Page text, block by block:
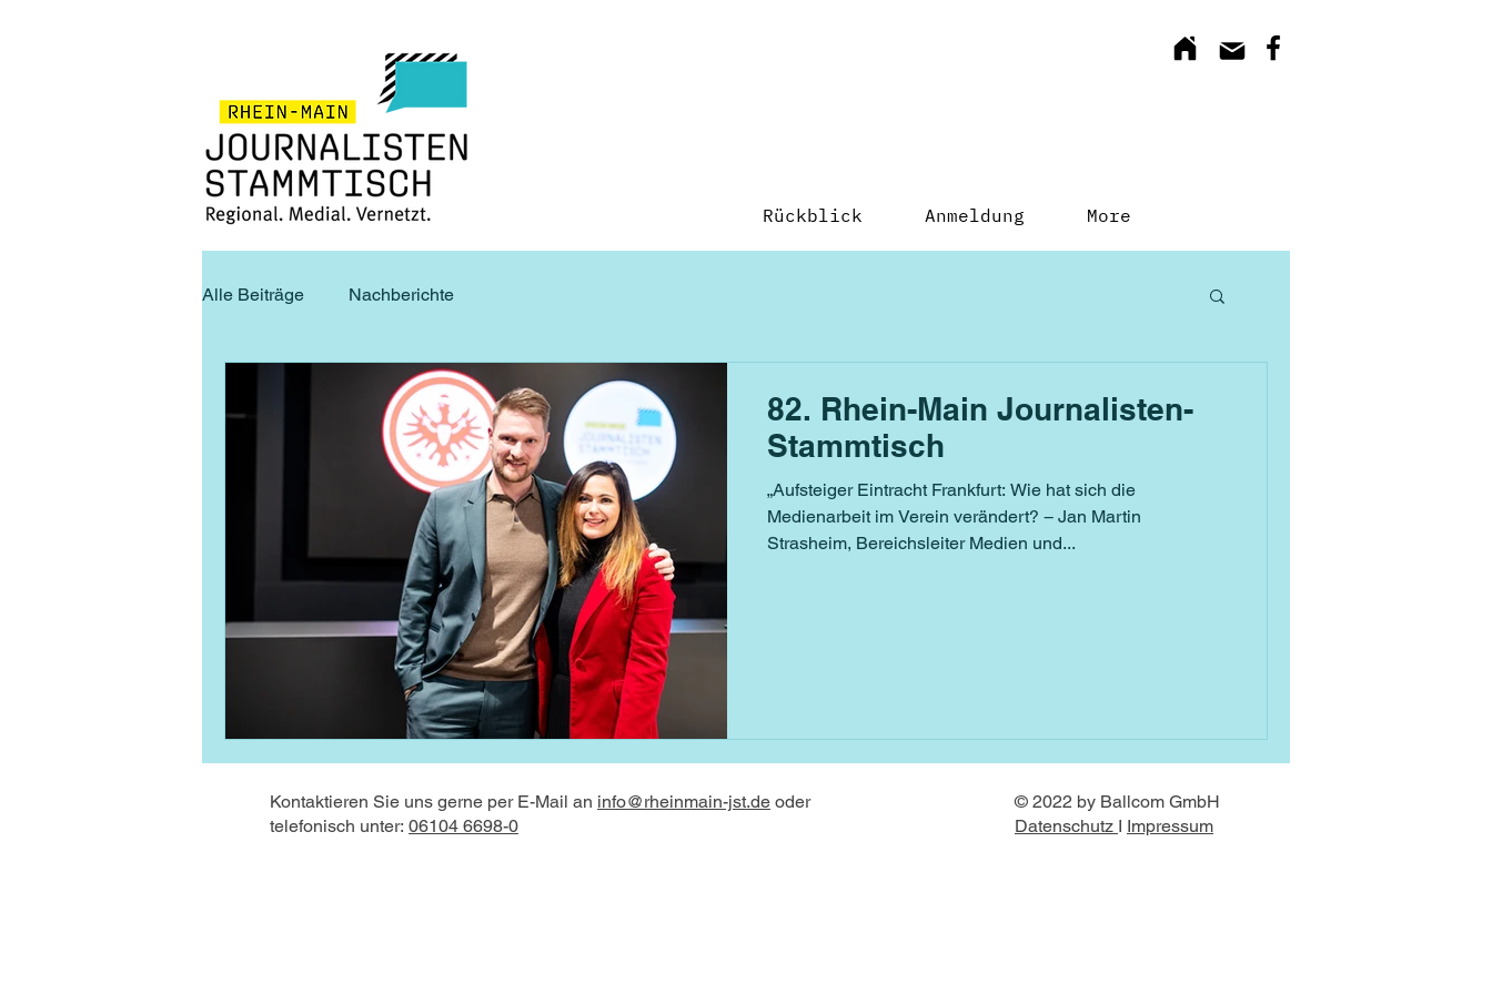
Rückblick Anmeldung More
Alle Beiträge Nachberichte
82. Rhein-Main Journalisten-
Stammtisch
„Aufsteiger Eintracht Frankfurt: Wie hat sich die
Medienarbeit im Verein verändert? − Jan Martin
Strasheim, Bereichsleiter Medien und...
Kontaktieren Sie uns gerne per E-Mail an info@rheinmain-jst.de oder
telefonisch unter: 06104 6698-0
© 2022 by Ballcom GmbH
Datenschutz I Impressum